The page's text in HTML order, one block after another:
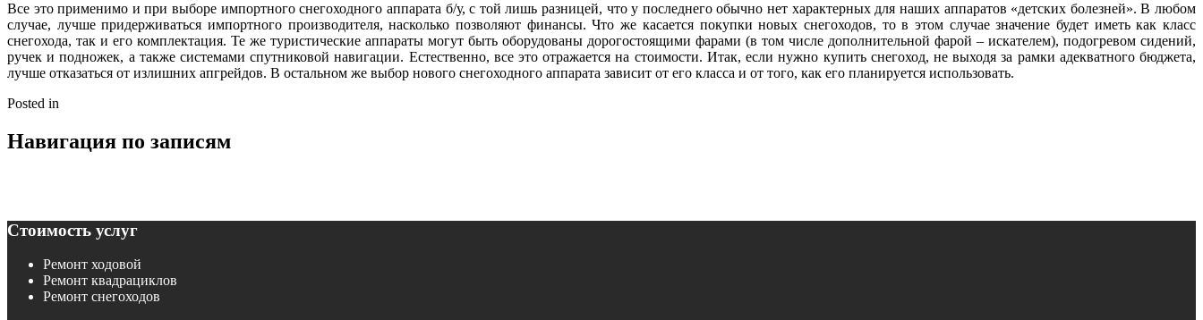
Все это применимо и при выборе импортного снегоходного аппарата б/у, с той лишь разницей, что у последнего обычно нет характерных для наших аппаратов «детских болезней». В любом
случае, лучше придерживаться импортного производителя, насколько позволяют финансы. Что же касается покупки новых снегоходов, то в этом случае значение будет иметь как класс
снегохода, так и его комплектация. Те же туристические аппараты могут быть оборудованы дорогостоящими фарами (в том числе дополнительной фарой – искателем), подогревом сидений,
ручек и подножек, а также системами спутниковой навигации. Естественно, все это отражается на стоимости. Итак, если нужно купить снегоход, не выходя за рамки адекватного бюджета,
лучше отказаться от излишних апгрейдов. В остальном же выбор нового снегоходного аппарата зависит от его класса и от того, как его планируется использовать.
Posted in
Навигация по записям
Стоимость услуг
Ремонт ходовой
Ремонт квадрациклов
Ремонт снегоходов